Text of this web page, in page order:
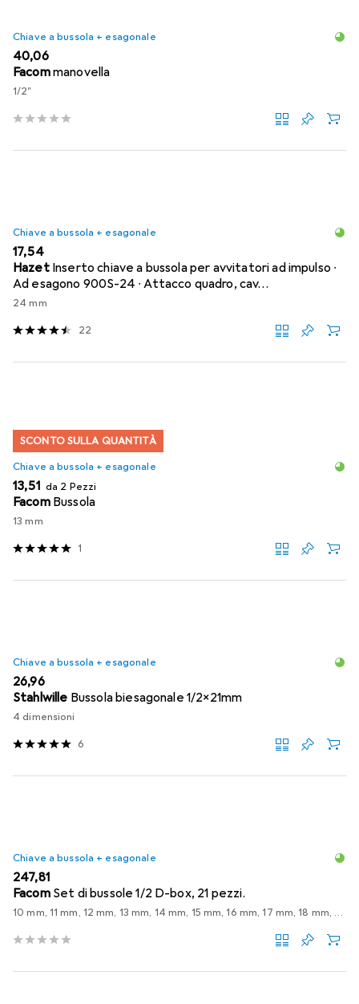
Chiave a bussola + esagonale
EUR
40,06
Facommanovella
1/2"
Chiave a bussola + esagonale
EUR
17,54
Hazet Inserto chiave a bussola per avvitatori ad impulso ∙
Ad esagono 900S-24 ∙ Attacco quadro, cav…
24 mm
22
SCONTO SULLA QUANTITÀ
Chiave a bussola + esagonale
EUR
13,51 da 2 Pezzi
Facom Bussola
13 mm
1
Chiave a bussola + esagonale
EUR
26,96
Stahlwille Bussola biesagonale 1/2x21mm
4 dimensioni
6
Chiave a bussola + esagonale
EUR
247,81
Facom Set di bussole 1/2 D-box, 21 pezzi.
10 mm, 11 mm, 12 mm, 13 mm, 14 mm, 15 mm, 16 mm, 17 mm, 18 mm, 19 mm, 20 mm, 21 mm, 22 mm, 23 mm, 24 mm, 27 mm, 30 mm, 32 mm, 8 mm